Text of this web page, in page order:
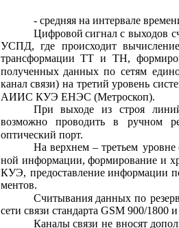
- средняя на интервале
Цифровой сигнал с выходов
УСПД, где происходит вычисление
трансформации ТТ и ТН,
полученных данных по сетям
канал связи) на третий уровень
АИИС КУЭ ЕНЭС (Метроскоп).
При
выходе из строя
возможно
проводить в ручном
оптический порт.
На верхнем – третьем уровне
ной информации, формирование и
КУЭ, предоставление информации
ментов.
Считывания данных по
сети связи стандарта GSM 900/1800
Каналы связи не вносят